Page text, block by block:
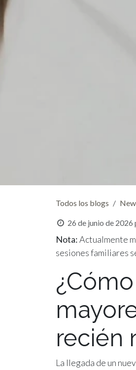
Todos los blogs
26 de junio de 2026
Nota:Actualmente
sesiones familiares
recién
La llegada de un